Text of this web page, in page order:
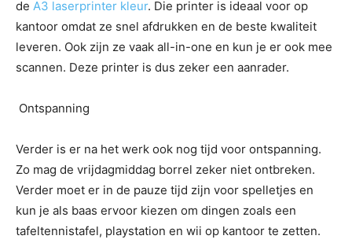
de A3 laserprinter kleur. Die printer is ideaal voor op
kantoor omdat ze snel afdrukken en de beste kwaliteit
leveren. Ook zijn ze vaak all-in-one en kun je er ook mee
scannen. Deze printer is dus zeker een aanrader.
Ontspanning
Verder is er na het werk ook nog tijd voor ontspanning.
Zo mag de vrijdagmiddag borrel zeker niet ontbreken.
Verder moet er in de pauze tijd zijn voor spelletjes en
kun je als baas ervoor kiezen om dingen zoals een
tafeltennistafel, playstation en wii op kantoor te zetten.